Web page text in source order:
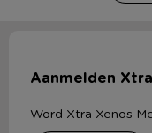
Aanmelden
Word Xtra Xenos